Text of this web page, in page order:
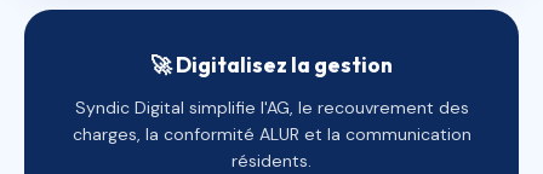
🚀 Digitalisez la gestion
Syndic Digital simplifie l'AG, le recouvrement des
charges, la conformité ALUR et la communication
résidents.